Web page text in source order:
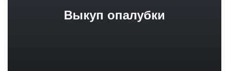
Выкуп опалубки